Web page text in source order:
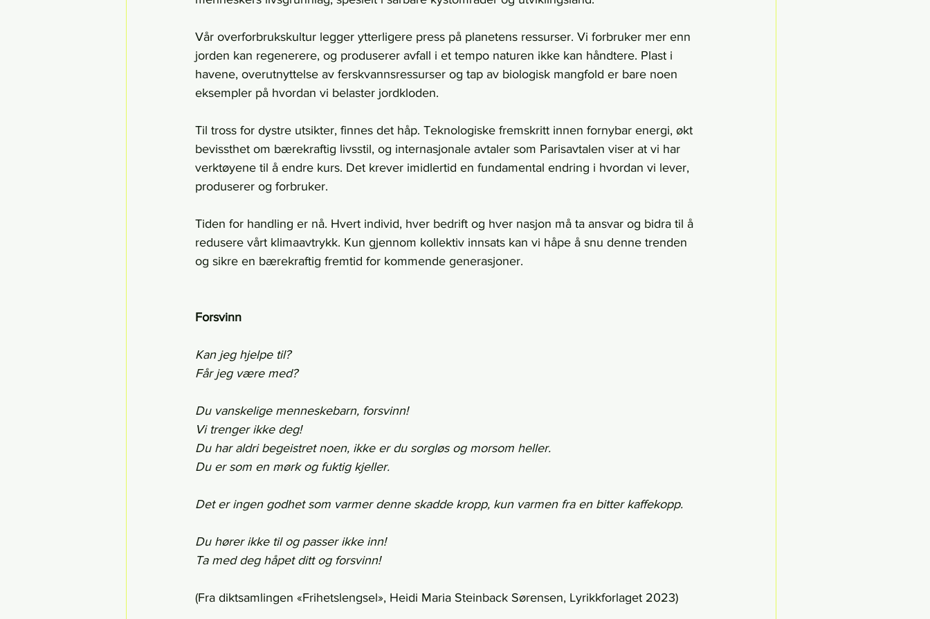
Vår overforbrukskultur legger ytterligere press på planetens ressurser. Vi forbruker mer enn
jorden kan regenerere, og produserer avfall i et tempo naturen ikke kan håndtere. Plast i
havene, overutnyttelse av ferskvannsressurser og tap av biologisk mangfold er bare noen
eksempler på hvordan vi belaster jordkloden.
Til tross for dystre utsikter, finnes det håp. Teknologiske fremskritt innen fornybar energi, økt
bevissthet om bærekraftig livsstil, og internasjonale avtaler som Parisavtalen viser at vi har
verktøyene til å endre kurs. Det krever imidlertid en fundamental endring i hvordan vi lever,
produserer og forbruker.
Tiden for handling er nå. Hvert individ, hver bedrift og hver nasjon må ta ansvar og bidra til å
redusere vårt klimaavtrykk. Kun gjennom kollektiv innsats kan vi håpe å snu denne trenden
og sikre en bærekraftig fremtid for kommende generasjoner.
Forsvinn
Kan jeg hjelpe til?
Får jeg være med?
Du vanskelige menneskebarn, forsvinn!
Vi trenger ikke deg!
Du har aldri begeistret noen, ikke er du sorgløs og morsom heller.
Du er som en mørk og fuktig kjeller.
Det er ingen godhet som varmer denne skadde kropp, kun varmen fra en bitter kaffekopp.
Du hører ikke til og passer ikke inn!
Ta med deg håpet ditt og forsvinn!
(Fra diktsamlingen «Frihetslengsel», Heidi Maria Steinback Sørensen, Lyrikkforlaget 2023)